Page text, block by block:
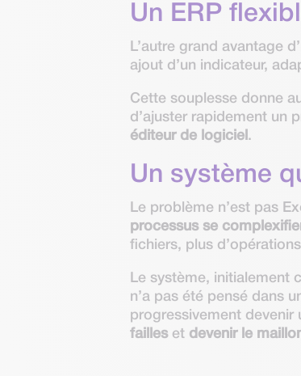
Un ERP
L’autre grand avantage
ajout d’un indicateur,
Cette souplesse donne
d’ajuster rapidement un
éditeur de logiciel .
Un système
Le problème n’est pas
processus se
fichiers, plus
Le système, initialement
n’a pas été pensé dans
progressivement devenir
failleset devenir le